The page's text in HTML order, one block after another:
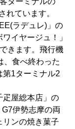
れています。
ラデュレ)」の
イヤージュ！」
きます。飛行機
、食べ終わった
第1ターミナル2
疋屋総本店」の
G7伊勢志摩の両
リンの焼き菓子